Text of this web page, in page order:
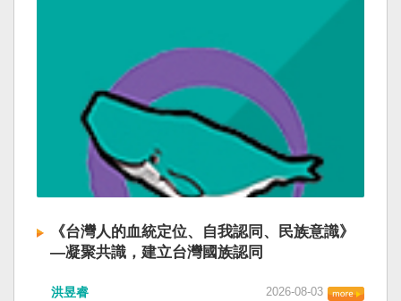
《台灣人的血統定位、自我認同、民族意識》
—凝聚共識，建立台灣國族認同
洪昱睿 2026-08-03